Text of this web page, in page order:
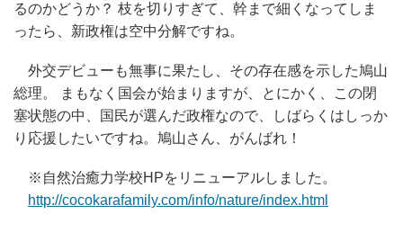
るのかどうか？ 枝を切りすぎて、幹まで細くなってしま
ったら、新政権は空中分解ですね。
外交デビューも無事に果たし、その存在感を示した鳩山
総理。 まもなく国会が始まりますが、とにかく、この閉
塞状態の中、国民が選んだ政権なので、しばらくはしっか
り応援したいですね。鳩山さん、がんばれ！
※自然治癒力学校HPをリニューアルしました。
http://cocokarafamily.com/info/nature/index.html